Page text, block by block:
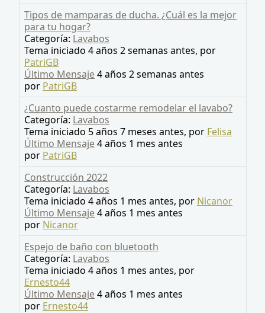
Tipos de mamparas de ducha. ¿Cuál es la mejor
para tu hogar?
Categoría: Lavabos
Tema iniciado 4 años 2 semanas antes, por
PatriGB
Último Mensaje4 años 2 semanas antes
por PatriGB
¿Cuanto puede costarme remodelar el lavabo?
Categoría: Lavabos
Tema iniciado 5 años 7 meses antes, por Felisa
Último Mensaje4 años 1 mes antes
por PatriGB
Construcción 2022
Categoría: Lavabos
Tema iniciado 4 años 1 mes antes, por Nicanor
Último Mensaje4 años 1 mes antes
por Nicanor
Espejo de baño con bluetooth
Categoría: Lavabos
Tema iniciado 4 años 1 mes antes, por
Ernesto44
Último Mensaje4 años 1 mes antes
por Ernesto44